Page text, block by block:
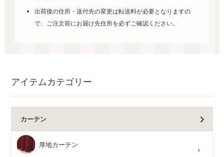
出荷後の住所・送付先の変更は転送料が必要となりますの
で、ご注文前にお届け先住所を必ずご確認ください。
アイテムカテゴリー
カーテン
厚地カーテン